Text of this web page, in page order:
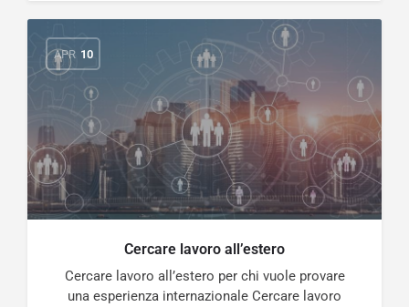
APR 10
Cercare lavoro all’estero
Cercare lavoro all’estero per chi vuole provare
una esperienza internazionale Cercare lavoro